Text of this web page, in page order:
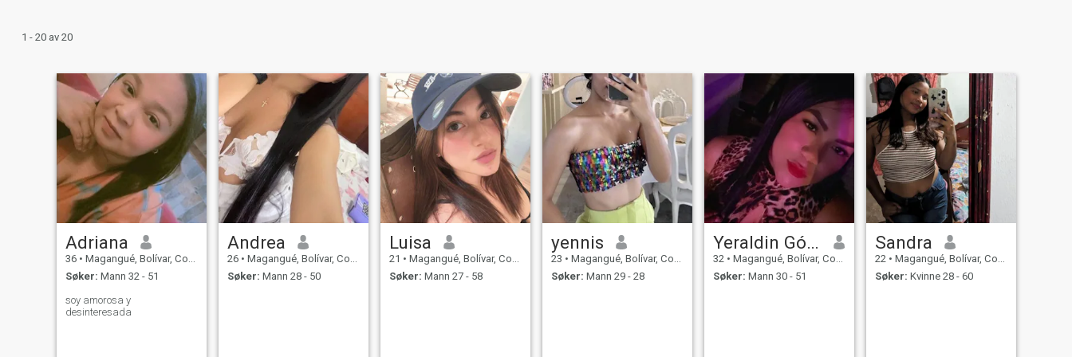
1 - 20 av 20
Adriana
36 • Magangué, Bolívar, Colombia
Søker: Mann 32 - 51
soy amorosa y
desinteresada
Andrea
26 • Magangué, Bolívar, Colombia
Søker: Mann 28 - 50
Luisa
21 • Magangué, Bolívar, Colombia
Søker: Mann 27 - 58
yennis
23 • Magangué, Bolívar, Colombia
Søker: Mann 29 - 28
Yeraldin Gómez Berrio
32 • Magangué, Bolívar, Colombia
Søker: Mann 30 - 51
Sandra
22 • Magangué, Bolívar, Colombia
Søker: Kvinne 28 - 60